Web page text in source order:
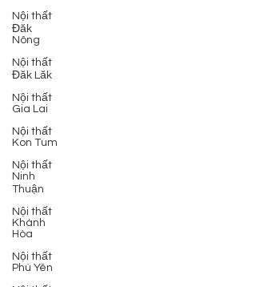
Nội thất
Đăk
Nông
Nội thất
Đăk Lăk
Nội thất
Gia Lai
Nội thất
Kon Tum
Nội thất
Ninh
Thuận
Nội thất
Khánh
Hòa
Nội thất
Phú Yên